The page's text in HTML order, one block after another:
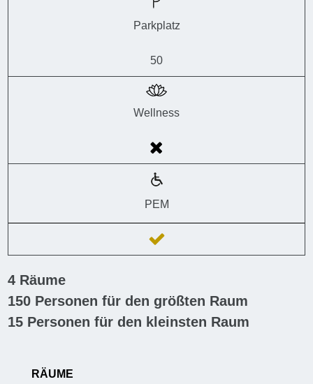
Parkplatz
50
Wellness
PEM
4 Räume
150 Personen für den größten Raum
15 Personen für den kleinsten Raum
RÄUME